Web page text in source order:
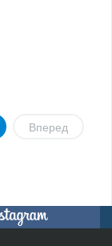
Вперед